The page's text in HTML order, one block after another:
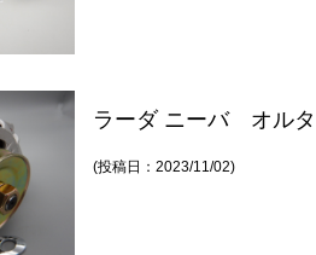
ラーダ ニーバ オル
(投稿日：2023/11/02)